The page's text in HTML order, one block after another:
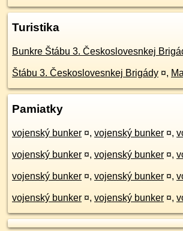
Turistika
Bunkre Štábu 3. Českoslovesnkej
Štábu 3. Českoslovesnkej Brigády ¤,
Pamiatky
vojenský bunker ¤, vojenský bunker ¤,
vojenský bunker ¤, vojenský bunker ¤,
vojenský bunker ¤, vojenský bunker ¤,
vojenský bunker ¤, vojenský bunker ¤,